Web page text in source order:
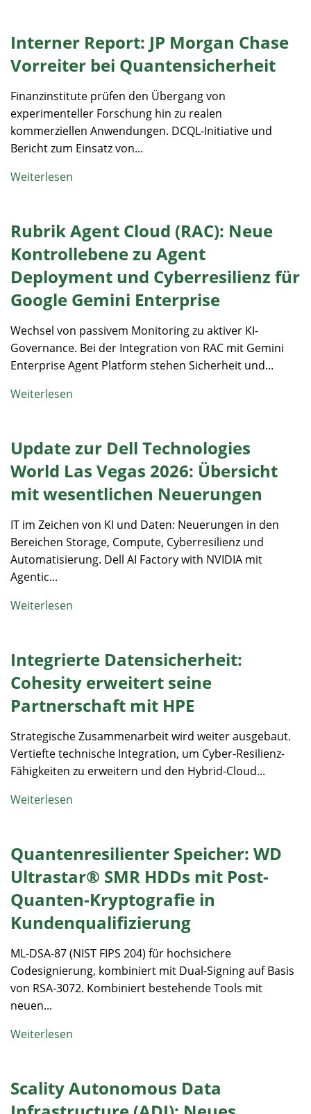
Interner Report: JP Morgan Chase
Vorreiter bei Quanten­sicherheit
Finanzinstitute prüfen den Übergang von
experimenteller Forschung hin zu realen
kommerziellen Anwendungen. DCQL-Initiative und
Bericht zum Einsatz von...
Weiterlesen
Rubrik Agent Cloud (RAC): Neue
Kontrollebene zu Agent
Deployment und Cyberresilienz für
Google Gemini Enterprise
Wechsel von passivem Monitoring zu aktiver KI-
Governance. Bei der Integration von RAC mit Gemini
Enterprise Agent Platform stehen Sicherheit und...
Weiterlesen
Update zur Dell Technologies
World Las Vegas 2026: Übersicht
mit wesentlichen Neuerungen
IT im Zeichen von KI und Daten: Neuerungen in den
Bereichen Storage, Compute, Cyberresilienz und
Automatisierung. Dell AI Factory with NVIDIA mit
Agentic...
Weiterlesen
Integrierte Datensicherheit:
Cohesity erweitert seine
Partnerschaft mit HPE
Strategische Zusammenarbeit wird weiter ausgebaut.
Vertiefte technische Integration, um Cyber-Resilienz-
Fähigkeiten zu erweitern und den Hybrid-Cloud...
Weiterlesen
Quantenresilienter Speicher: WD
Ultrastar® SMR HDDs mit Post-
Quanten-Kryptografie in
Kundenqualifizierung
ML-DSA-87 (NIST FIPS 204) für hochsichere
Codesignierung, kombiniert mit Dual-Signing auf Basis
von RSA-3072. Kombiniert bestehende Tools mit
neuen...
Weiterlesen
Scality Autonomous Data